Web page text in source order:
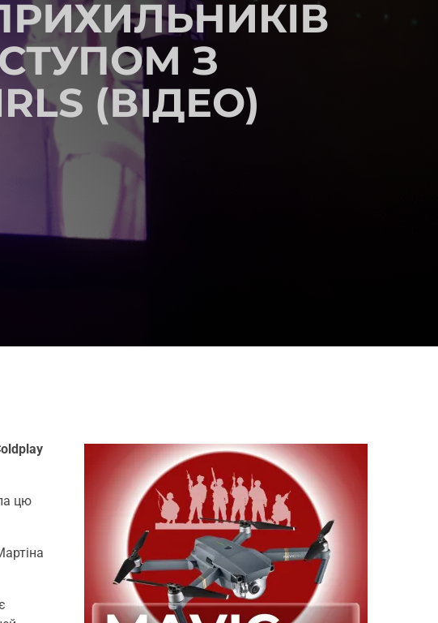
З
(ВІДЕО)
цю